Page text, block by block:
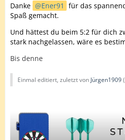
Danke
Ener91
für das
Spaß gemacht.
Und hättest du beim 5:2 für dich
stark nachgelassen, wäre es
Bis denne
Einmal editiert, zuletzt von Jürgen1909(